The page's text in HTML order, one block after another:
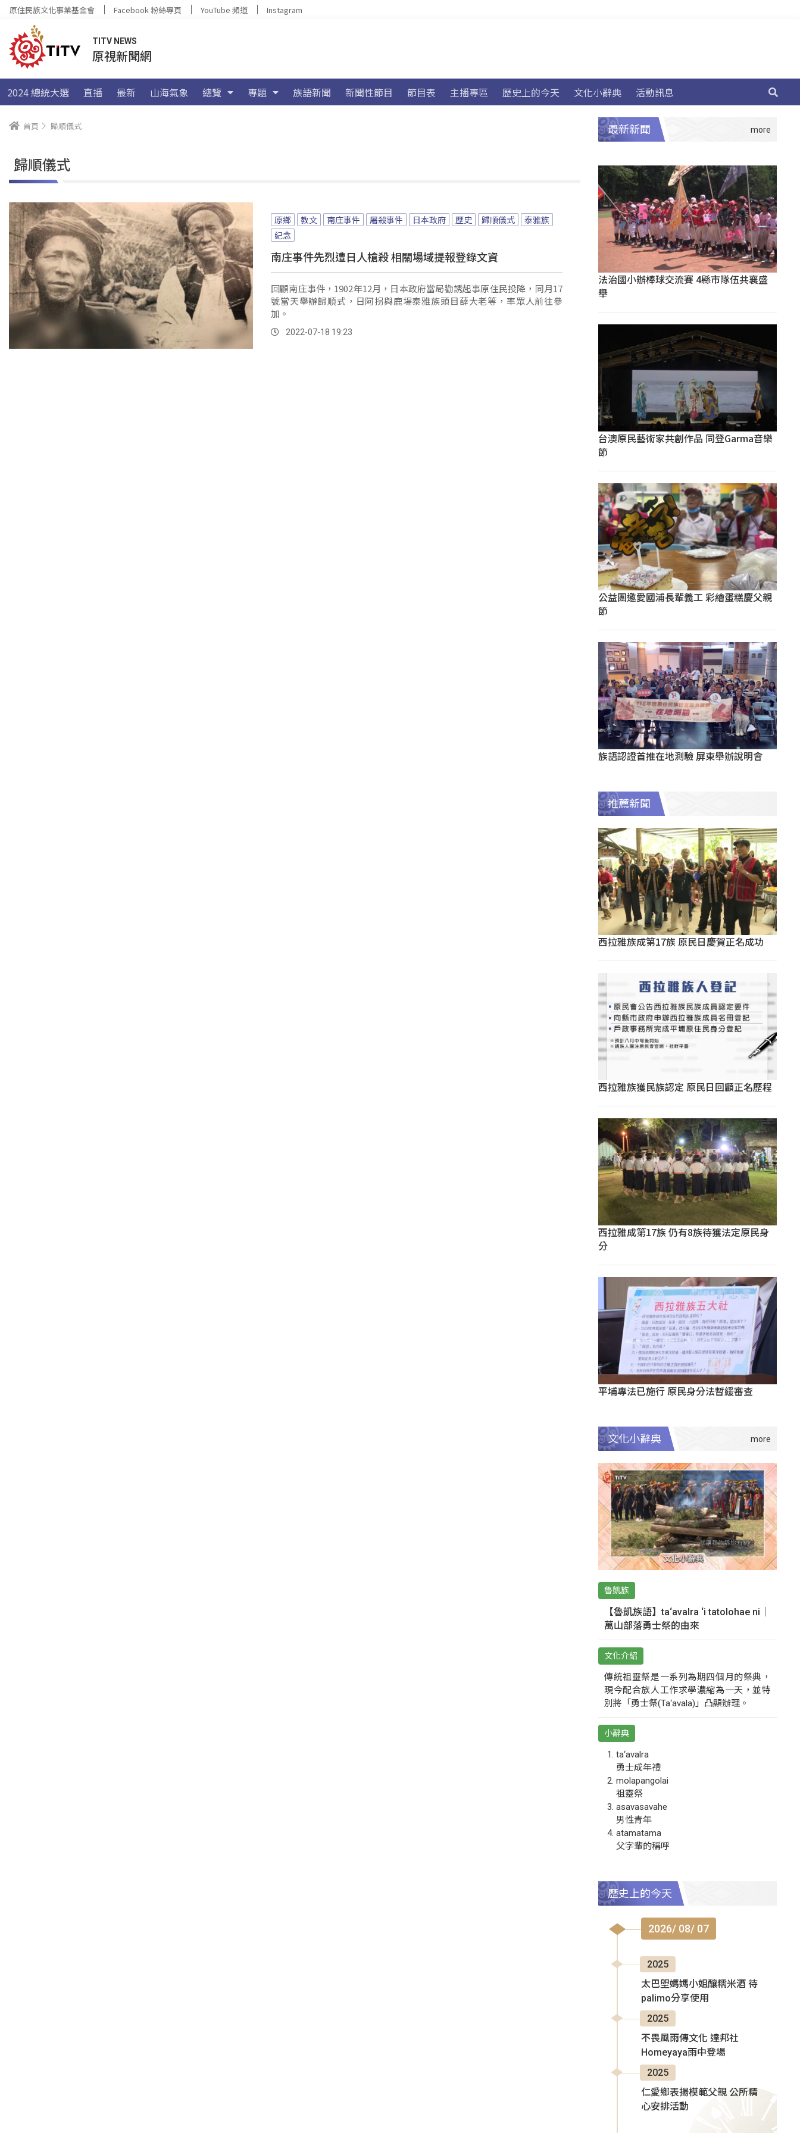
原住民族文化事業基金會 Facebook 粉絲專頁 YouTube 頻道 Instagram
TITV NEWS
原視新聞網
2024 總統大選 直播 最新 山海氣象 總覽 專題 族語新聞 新聞性節目 節目表 主播專區 歷史上的今天 文化小辭典 活動訊息
首頁 歸順儀式
歸順儀式
原鄉 教文 南庄事件 屠殺事件 日本政府 歷史 歸順儀式
泰雅族
紀念
南庄事件先烈遭日人槍殺 相關場域提報登錄文資
回顧南庄事件，1902年12月，日本政府當局勸誘起事原住民投降，同月17
號當天舉辦歸順式，日阿拐與鹿場泰雅族頭目薛大老等，率眾人前往參
加。
2022-07-18 19:23
最新新聞
法治國小辦棒球交流賽 4縣市隊伍共襄盛
舉
台澳原民藝術家共創作品 同登Garma音樂
節
公益團邀愛國浦長輩義工 彩繪蛋糕慶父親
節
族語認證首推在地測驗 屏東舉辦說明會
推薦新聞
西拉雅族成第17族 原民日慶賀正名成功
西拉雅族獲民族認定 原民日回顧正名歷程
西拉雅成第17族 仍有8族待獲法定原民身
分
平埔專法已施行 原民身分法暫緩審查
文化小辭典
魯凱族
【魯凱族語】ta‘avalra ‘i tatolohae ni｜
萬山部落勇士祭的由來
文化介紹
傳統祖靈祭是一系列為期四個月的祭典，
現今配合族人工作求學濃縮為一天，並特
別將「勇士祭(Ta‘avala)」凸顯辦理。
小辭典
ta‘avalra
勇士成年禮
molapangolai
祖靈祭
asavasavahe
男性青年
atamatama
父字輩的稱呼
歷史上的今天
2026/ 08/ 07
2025
太巴塱媽媽小姐釀糯米酒 待
palimo分享使用
2025
不畏風雨傳文化 達邦社
Homeyaya雨中登場
2025
仁愛鄉表揚模範父親 公所精
心安排活動